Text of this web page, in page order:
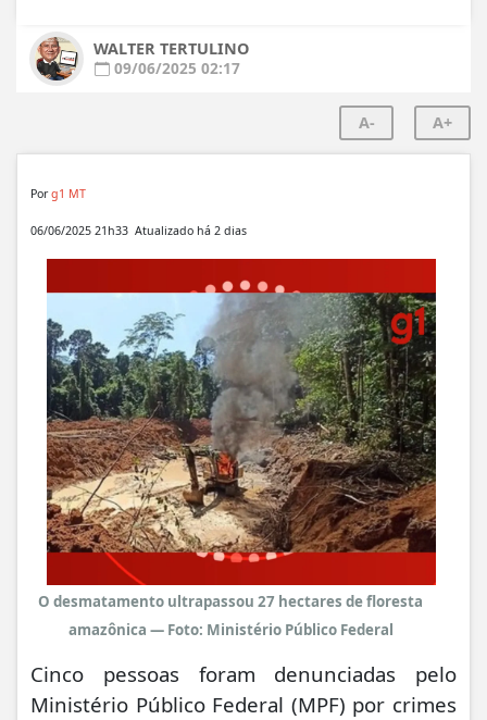
WALTER TERTULINO
09/06/2025 02:17
A- A+
Porg1 MT
06/06/2025 21h33 Atualizado há 2 dias
O desmatamento ultrapassou 27 hectares de floresta
amazônica — Foto: Ministério Público Federal
Cinco pessoas foram denunciadas pelo
Ministério Público Federal (MPF) por crimes